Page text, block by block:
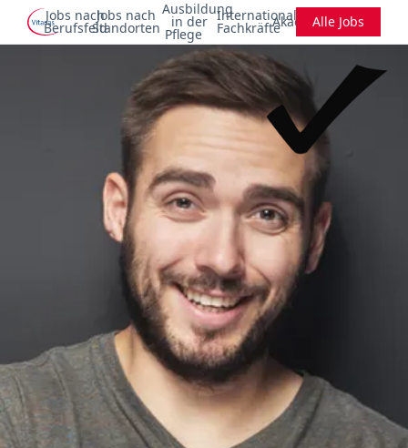
Jobs nach
Berufsfeld
Jobs nach
Standorten
Ausbildung
in der
Pflege
Internationale
FachkräfteAkademieAlle Jobs